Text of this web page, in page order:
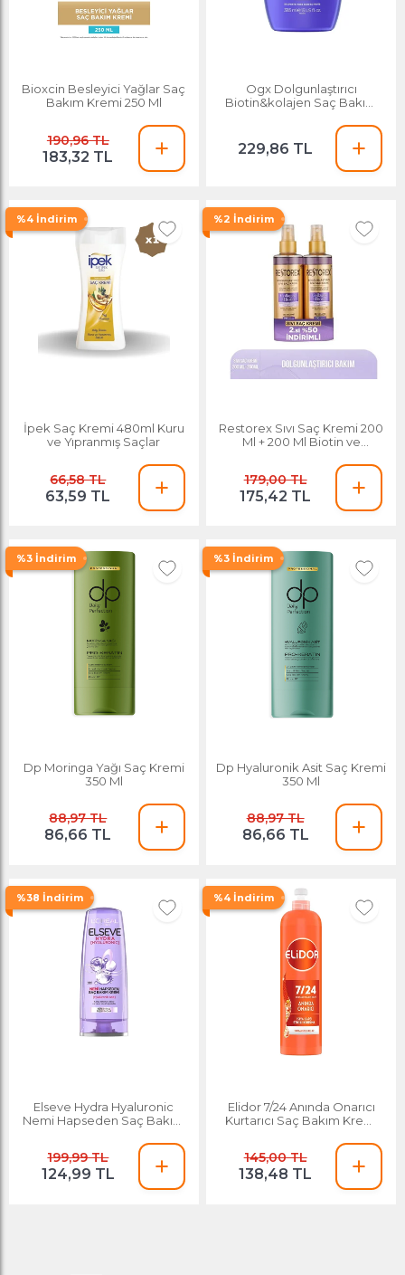
Bioxcin Besleyici Yağlar Saç
Bakım Kremi 250 Ml
190,96 TL
183,32 TL
Ogx Dolgunlaştırıcı
Biotin&kolajen Saç Bakım
229,86 TL
%4 İndirim
İpek Saç Kremi 480ml Kuru
ve Yıpranmış Saçlar
66,58 TL
63,59 TL
%2 İndirim
Restorex Sıvı Saç Kremi 200
Ml + 200 Ml Biotin ve
Parlaklık Kolay Tarama
179,00 TL
175,42 TL
%3 İndirim
Dp Moringa Yağı Saç Kremi
350 Ml
88,97 TL
86,66 TL
%3 İndirim
Dp Hyaluronik Asit Saç Kremi
350 Ml
88,97 TL
86,66 TL
%38 İndirim
Elseve Hydra Hyaluronic
Nemi Hapseden Saç Bakım
199,99 TL
124,99 TL
%4 İndirim
Elidor 7/24 Anında Onarıcı
Kurtarıcı Saç Bakım Kremi
145,00 TL
138,48 TL